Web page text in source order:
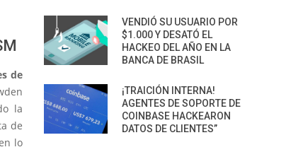
de
la
de
lo
VENDIÓ SU USUARIO POR
$1.000 Y DESATÓ EL
HACKEO DEL AÑO EN LA
BANCA DE BRASIL
¡TRAICIÓN INTERNA!
AGENTES DE SOPORTE DE
COINBASE HACKEARON
DATOS DE CLIENTES”